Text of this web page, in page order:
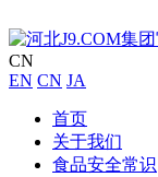
CN
EN CN JA
首页
关于我们
食品安全常识